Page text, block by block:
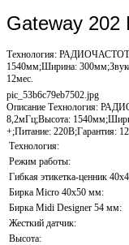
Gateway 202
Технология:
1540мм;Ширина:
12мес.
pic_53b6c79eb7502.jpg
Описание Технология:
8,2мГц;Высота:
+;Питание: 220В;Гарантия:
Технология:
Режим работы:
Гибкая этикетка-ценник
Бирка Micro 40x50 мм:
Бирка Midi Designer 54 мм:
Жесткий датчик:
Высота: